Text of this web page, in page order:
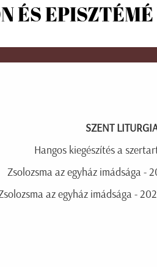
ÉS
SZENT
Hangos kiegészítés a
Zsolozsma az egyház imádsága -
az egyház imádsága -